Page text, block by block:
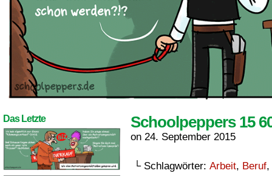
Das Letzte Schoolpeppers 15
on 24. September 2015
└ Schlagwörter: Arbeit, Beruf,